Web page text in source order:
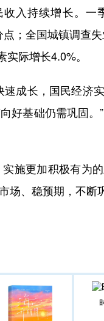
持续增长。一
；全国城镇调查
际增长4.0%。
成长，国民经济
好基础仍需巩固。
更加积极有为的
、稳预期，不断